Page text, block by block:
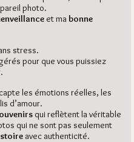
photo.
et ma bonne
stress.
pour que vous puissiez
les émotions réelles, les
d’amour.
qui reflètent la véritable
qui ne sont pas seulement
avec authenticité.